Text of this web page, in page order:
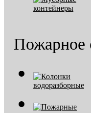
Пожарное